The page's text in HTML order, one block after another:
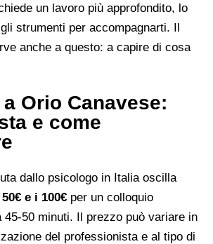
un lavoro più approfondito, lo
strumenti per accompagnarti. Il
anche a questo: a capire di cosa
Orio Canavese:
e come
dallo psicologo in Italia oscilla
50€ e i 100€ per un colloquio
45-50 minuti. Il prezzo può variare in
del professionista e al tipo di